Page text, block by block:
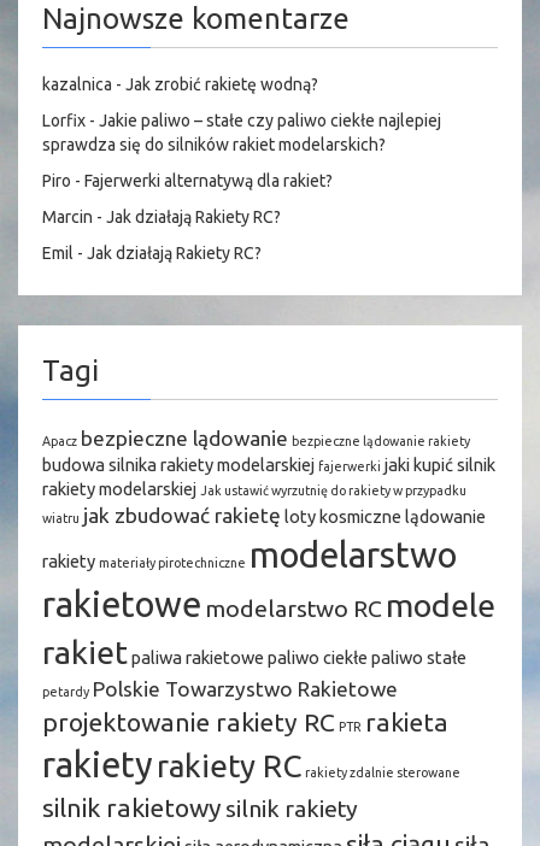
Najnowsze komentarze
kazalnica - Jak zrobić rakietę wodną?
Lorfix - Jakie paliwo – stałe czy paliwo ciekłe najlepiej
sprawdza się do silników rakiet modelarskich?
Piro - Fajerwerki alternatywą dla rakiet?
Marcin - Jak działają Rakiety RC?
Emil - Jak działają Rakiety RC?
Tagi
Apacz bezpieczne lądowanie bezpieczne lądowanie rakiety
budowa silnika rakiety modelarskiej fajerwerki jaki kupić silnik
rakiety modelarskiej Jak ustawić wyrzutnię do rakiety w przypadku
wiatru jak zbudować rakietę loty kosmiczne lądowanie
rakiety materiały pirotechniczne modelarstwo
rakietowe modelarstwo RC modele
rakietpaliwa rakietowe paliwo ciekłe paliwo stałe
petardy Polskie Towarzystwo Rakietowe
projektowanie rakiety RC PTR rakieta
rakiety rakiety RC rakiety zdalnie sterowane
silnik rakietowy silnik rakiety